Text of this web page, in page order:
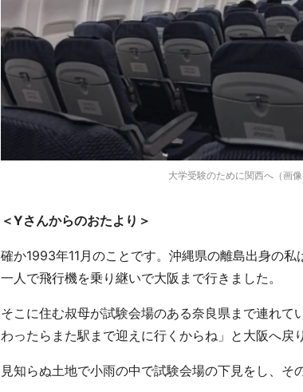
大学受験のために関西へ（画像
＜Yさんからのおたより＞
確か1993年11月のことです。沖縄県の離島出身の
一人で飛行機を乗り継いで大阪まで行きました。
そこに住む叔母が試験会場のある奈良県まで連れて
わったらまた駅まで迎えに行くからね」と大阪へ戻
見知らぬ土地で小雨の中で試験会場の下見をし、そ